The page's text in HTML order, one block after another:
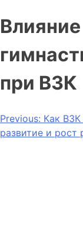
при ВЗК
Previous: Как ВЗК
развитие и рост